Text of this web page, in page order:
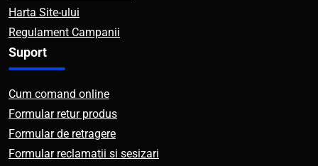
Harta Site-ului
Regulament Campanii
Suport
Cum comand online
Formular retur produs
Formular de retragere
Formular reclamatii si sesizari